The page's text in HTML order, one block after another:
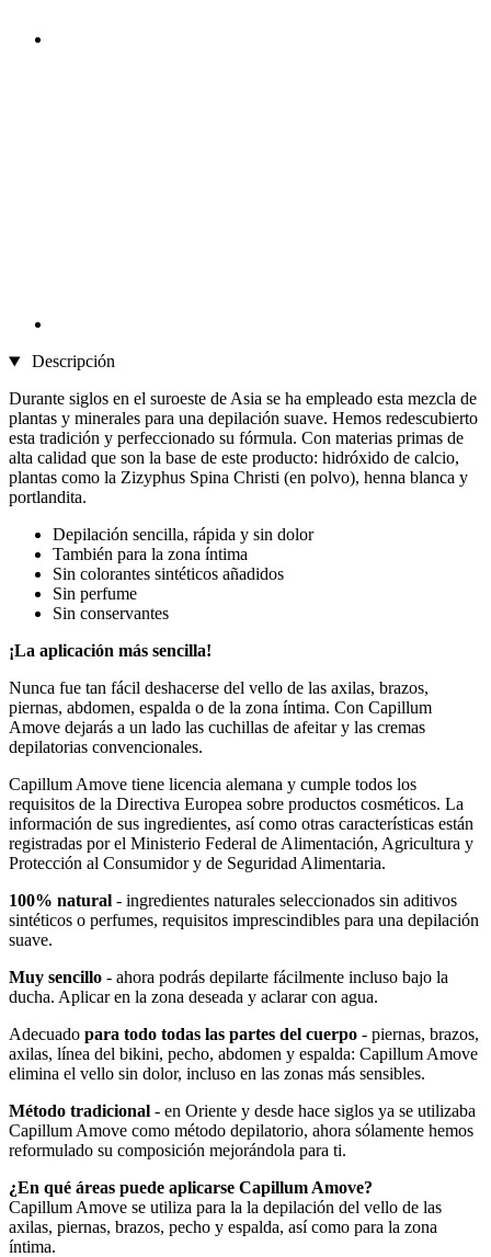
Descripción
Durante siglos en el suroeste de Asia se ha empleado esta mezcla de
plantas y minerales para una depilación suave. Hemos redescubierto
esta tradición y perfeccionado su fórmula. Con materias primas de
alta calidad que son la base de este producto: hidróxido de calcio,
plantas como la Zizyphus Spina Christi (en polvo), henna blanca y
portlandita.
Depilación sencilla, rápida y sin dolor
También para la zona íntima
Sin colorantes sintéticos añadidos
Sin perfume
Sin conservantes
¡La aplicación más sencilla!
Nunca fue tan fácil deshacerse del vello de las axilas, brazos,
piernas, abdomen, espalda o de la zona íntima. Con Capillum
Amove dejarás a un lado las cuchillas de afeitar y las cremas
depilatorias convencionales.
Capillum Amove tiene licencia alemana y cumple todos los
requisitos de la Directiva Europea sobre productos cosméticos. La
información de sus ingredientes, así como otras características están
registradas por el Ministerio Federal de Alimentación, Agricultura y
Protección al Consumidor y de Seguridad Alimentaria.
100% natural - ingredientes naturales seleccionados sin aditivos
sintéticos o perfumes, requisitos imprescindibles para una depilación
suave.
Muy sencillo - ahora podrás depilarte fácilmente incluso bajo la
ducha. Aplicar en la zona deseada y aclarar con agua.
Adecuado para todo todas las partes del cuerpo - piernas, brazos,
axilas, línea del bikini, pecho, abdomen y espalda: Capillum Amove
elimina el vello sin dolor, incluso en las zonas más sensibles.
Método tradicional - en Oriente y desde hace siglos ya se utilizaba
Capillum Amove como método depilatorio, ahora sólamente hemos
reformulado su composición mejorándola para ti.
¿En qué áreas puede aplicarse Capillum Amove?
Capillum Amove se utiliza para la la depilación del vello de las
axilas, piernas, brazos, pecho y espalda, así como para la zona
íntima.